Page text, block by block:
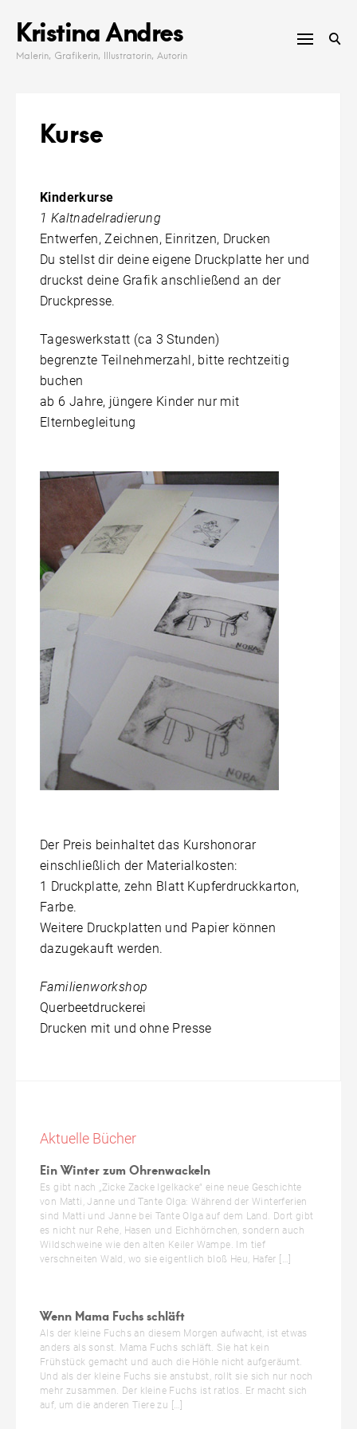
content
Kristina Andres
Malerin, Grafikerin, Illustratorin, Autorin
Kurse
Kinderkurse
1 Kaltnadelradierung
Entwerfen, Zeichnen, Einritzen, Drucken
Du stellst dir deine eigene Druckplatte her und
druckst deine Grafik anschließend an der
Druckpresse.
Tageswerkstatt (ca 3 Stunden)
begrenzte Teilnehmerzahl, bitte rechtzeitig
buchen
ab 6 Jahre, jüngere Kinder nur mit
Elternbegleitung
Der Preis beinhaltet das Kurshonorar
einschließlich der Materialkosten:
1 Druckplatte, zehn Blatt Kupferdruckkarton,
Farbe.
Weitere Druckplatten und Papier können
dazugekauft werden.
Familienworkshop
Querbeetdruckerei
Drucken mit und ohne Presse
Aktuelle Bücher
Ein Winter zum Ohrenwackeln
Es gibt nach „Zicke Zacke Igelkacke“ eine neue Geschichte
von Matti, Janne und Tante Olga: Während der Winterferien
sind Matti und Janne bei Tante Olga auf dem Land. Dort gibt
es nicht nur Rehe, Hasen und Eichhörnchen, sondern auch
Wildschweine wie den alten Keiler Wampe. Im tief
verschneiten Wald, wo sie eigentlich bloß Heu, Hafer […]
Wenn Mama Fuchs schläft
Als der kleine Fuchs an diesem Morgen aufwacht, ist etwas
anders als sonst. Mama Fuchs schläft. Sie hat kein
Frühstück gemacht und auch die Höhle nicht aufgeräumt.
Und als der kleine Fuchs sie anstubst, rollt sie sich nur noch
mehr zusammen. Der kleine Fuchs ist ratlos. Er macht sich
auf, um die anderen Tiere zu […]